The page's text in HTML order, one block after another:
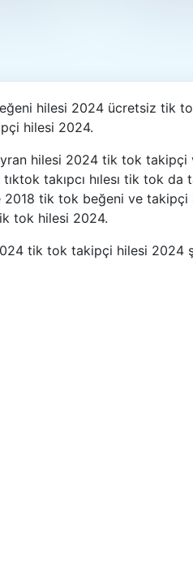
hilesi 2024 ücretsiz tik
hilesi 2024.
hilesi 2024 tik tok
takıpcı hılesı tik tok
tik tok beğeni ve
tok hilesi 2024.
tik tok takipçi hilesi 2024